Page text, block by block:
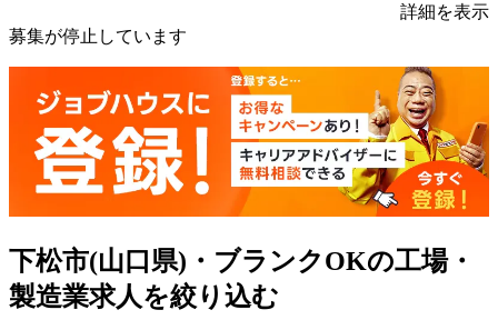
詳細を表示
募集が停止しています
下松市(山口県)・ブランクOKの工場・
製造業求人を絞り込む